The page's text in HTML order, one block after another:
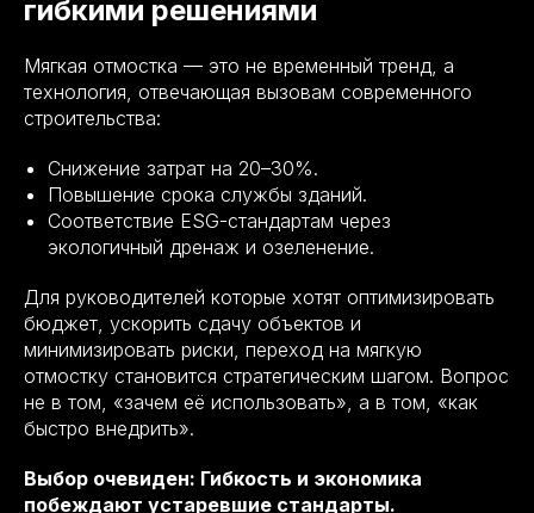
гибкими решениями
Мягкая отмостка — это не временный тренд, а
технология, отвечающая вызовам современного
строительства:
Снижение затрат на 20–30%.
Повышение срока службы зданий.
Соответствие ESG-стандартам через
экологичный дренаж и озеленение.
Для руководителей которые хотят оптимизировать
бюджет, ускорить сдачу объектов и
минимизировать риски, переход на мягкую
отмостку становится стратегическим шагом. Вопрос
не в том, «зачем её использовать», а в том, «как
быстро внедрить».
Выбор очевиден: Гибкость и экономика
побеждают устаревшие стандарты.